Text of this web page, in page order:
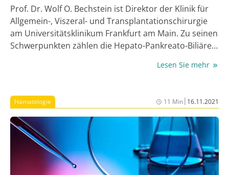
Prof. Dr. Wolf O. Bechstein ist Direktor der Klinik für
Allgemein-, Viszeral- und Transplantations­chirurgie
am Universitätsklinikum Frankfurt am Main. Zu seinen
Schwerpunkten zählen die Hepato-Pankreato-Biliäre
Gastrointestinaltrakts und Organtransplanta­tionen.
aktuellen Therapie­maßnahmen der ­häufigsten
gastrointestinalen Tumoren.
Lesen Sie mehr
Hämatologie 11 Min| 16.11.2021